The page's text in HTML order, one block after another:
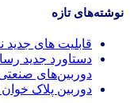
نوشته‌های تازه
قابلیت های جدید
دستاورد جدید
دوربین‌های
دوربین پلاک خوان ایرانی 2.3